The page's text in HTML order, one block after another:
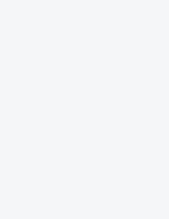
Benjamin Belais, directeur
Malgré l’ampleur de la
est un processus long et
rendre disponible au plus
plus simple et plus rapide
autorisant nos utilisateurs à
crypto-monnaies de
réputation d’innovation et
L’exposition aux crypto-
forte de la part de nos